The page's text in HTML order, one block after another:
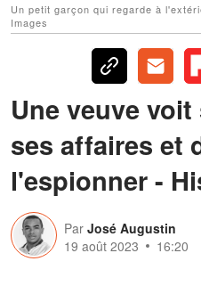
Un petit garçon qui regarde à
Images
Une veuve
ses affaires et
l'espionner -
Par José Augustin
19 août 2023
16:20